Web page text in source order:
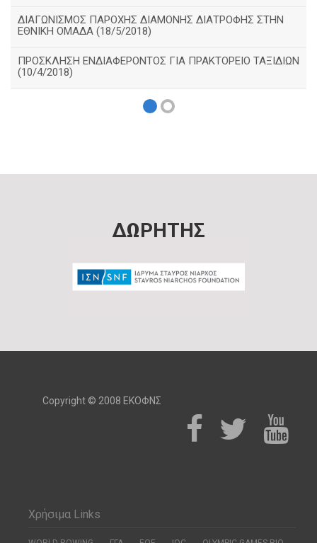
ΔΙΑΓΩΝΙΣΜΟΣ ΠΑΡΟΧΗΣ ΔΙΑΜΟΝΗΣ ΔΙΑΤΡΟΦΗΣ ΣΤΗΝ
ΕΘΝΙΚΗ ΟΜΑΔΑ (18/5/2018)
ΠΡΟΣΚΛΗΣΗ ΕΝΔΙΑΦΕΡΟΝΤΟΣ ΓΙΑ ΠΡΑΚΤΟΡΕΙΟ ΤΑΞΙΔΙΩΝ
(10/4/2018)
ΔΩΡΗΤΗΣ
Copyright © 2008 ΕΚΟΦΝΣ
Χρήσιμα Links